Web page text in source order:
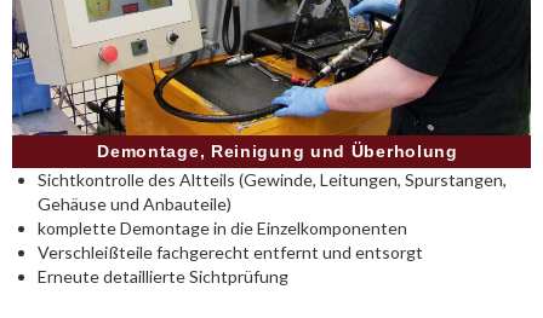
Demontage, Reinigung und Überholung
Sichtkontrolle des Altteils (Gewinde, Leitungen, Spurstangen,
Gehäuse und Anbauteile)
komplette Demontage in die Einzelkomponenten
Verschleißteile fachgerecht entfernt und entsorgt
Erneute detaillierte Sichtprüfung